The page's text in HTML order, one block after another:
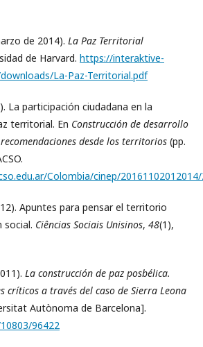
de 2014). La Paz Territorial
de Harvard. https://interaktive-
La-Paz-Territorial.pdf
La participación ciudadana en la
territorial. En Construcción de desarrollo
desde los territorios (pp.
Colombia/cinep/
Apuntes para pensar el territorio
social. Ciências Sociais Unisinos, 48(1),
La construcción de paz posbélica.
críticos a través del caso de Sierra Leona
Autònoma de Barcelona].
96422